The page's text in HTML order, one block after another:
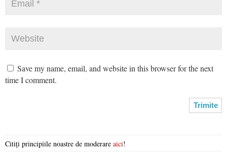
Save my name, email, and website in this browser for the next
time I comment.
Citiți principiile noastre de moderare aici!